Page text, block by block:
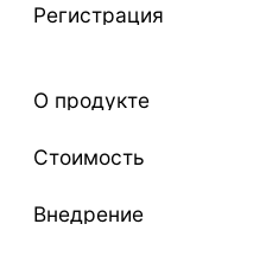
Регистрация
О продукте
Стоимость
Внедрение